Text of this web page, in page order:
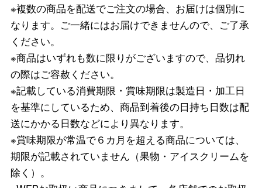
※複数の商品を配送でご注文の場合、お届けは個別に
なります。ご一緒にはお届けできませんので、ご了承
ください。
※商品はいずれも数に限りがございますので、品切れ
の際はご容赦ください。
※記載している消費期限・賞味期限は製造日・加工日
を基準にしているため、商品到着後の日持ち日数は配
送にかかる日数などにより異なります。
※賞味期限が常温で６カ月を超える商品については、
期限が記載されていません（果物・アイスクリームを
除く）。